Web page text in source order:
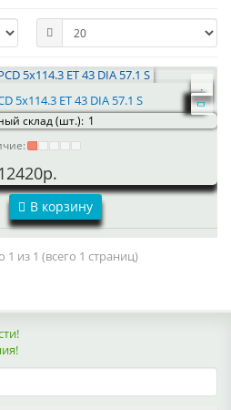
5x114.3 ET 43 DIA 57.1 S
склад (шт.): 1
12420р.
В корзину
1 из 1 (всего 1 страниц)